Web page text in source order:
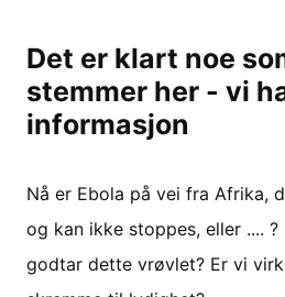
Det er klart noe
stemmer her - vi
informasjon
Nå er Ebola på vei fra Afrika,
og kan ikke stoppes, eller ....
godtar dette vrøvlet? Er vi